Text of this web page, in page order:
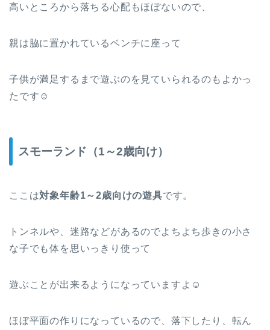
高いところから落ちる心配もほぼないので、
親は脇に置かれているベンチに座って
子供が満足するまで遊ぶのを見ていられるのもよかっ
たです☺
スモーランド（1～2歳向け）
ここは対象年齢1～2歳向けの遊具です。
トンネルや、迷路などがあるのでよちよち歩きの小さ
な子でも体を思いっきり使って
遊ぶことが出来るようになっていますよ☺
ほぼ平面の作りになっているので、落下したり、転ん